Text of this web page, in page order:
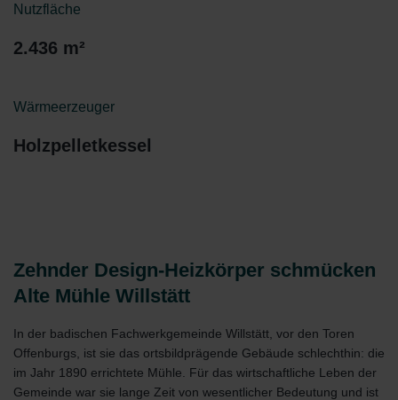
Nutzfläche
2.436 m²
Wärmeerzeuger
Holzpelletkessel
Zehnder Design-Heizkörper schmücken
Alte Mühle Willstätt
In der badischen Fachwerkgemeinde Willstätt, vor den Toren
Offenburgs, ist sie das ortsbildprägende Gebäude schlechthin: die
im Jahr 1890 errichtete Mühle. Für das wirtschaftliche Leben der
Gemeinde war sie lange Zeit von wesentlicher Bedeutung und ist